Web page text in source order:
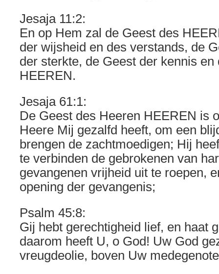
Jesaja 11:2:
En op Hem zal de Geest des
der wijsheid en des verstands, de
der sterkte, de Geest der kennis en
HEEREN.
Jesaja 61:1:
De Geest des Heeren HEEREN is
Heere Mij gezalfd heeft, om een
brengen de zachtmoedigen; Hij
te verbinden de gebrokenen van
gevangenen vrijheid uit te roepen,
opening der gevangenis;
Psalm 45:8:
Gij hebt gerechtigheid lief, en haat
daarom heeft U, o God! Uw God
vreugdeolie, boven Uw